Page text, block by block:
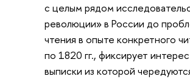
с целым рядом
революции» в России до
чтения в опыте конкретного
по 1820 гг., фиксирует
выписки из которой